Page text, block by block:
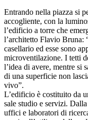
Entrando nella piazza si
accogliente, con la
l’edificio a torre che
l’architetto Flavio Bruna:
casellario ed esse sono
microventilazione. I tetti
l’idea di avere, mentre si
di una superficie non
vivo”.
L’edificio è costituito da
sale studio e servizi.
uffici e laboratori di